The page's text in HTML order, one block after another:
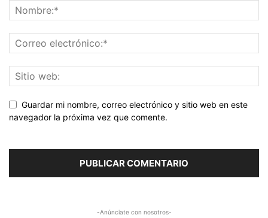
Guardar mi nombre, correo electrónico y sitio web en este
navegador la próxima vez que comente.
-Anúnciate con nosotros-